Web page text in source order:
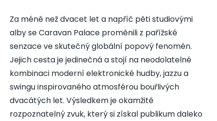
Za méně než dvacet let a napříč pěti studiovými
alby se Caravan Palace proměnili z pařížské
senzace ve skutečný globální popový fenomén.
Jejich cesta je jedinečná a stojí na neodolatelné
kombinaci moderní elektronické hudby, jazzu a
swingu inspirovaného atmosférou bouřlivých
dvacátých let. Výsledkem je okamžitě
rozpoznatelný zvuk, který si získal publikum daleko